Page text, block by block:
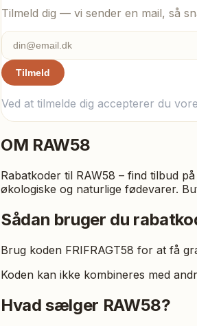
Tilmeld dig — vi sender en mail, så
Tilmeld
Ved at tilmelde dig accepterer du
OM RAW58
Rabatkoder til RAW58 – find tilbud
økologiske og naturlige fødevarer.
Sådan bruger du
Brug koden FRIFRAGT58 for at få
Koden kan ikke kombineres med
Hvad sælger RAW58?